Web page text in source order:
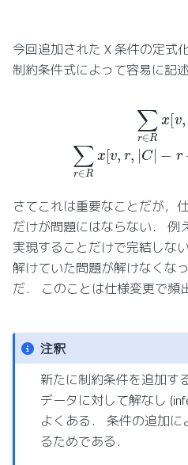
今回追加された X 条件の定式
制約条件式によって容易に記述
,∑r∈ Rx
さてこれは重要なことだが，
だけが問題にはならない． 例
実現することだけで完結しな
解けていた問題が解けなくな
だ． このことは仕様変更で頻
注釈
新たに制約条件を追加す
データに対して解なし
よくある． 条件の追加
るためである．